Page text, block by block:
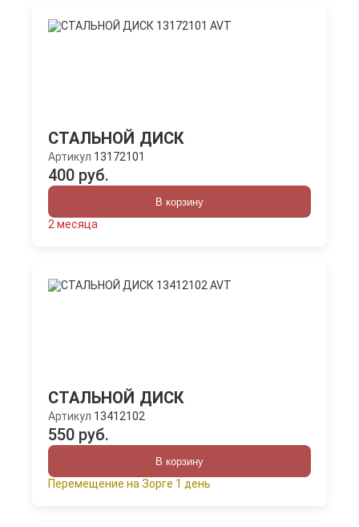
СТАЛЬНОЙ ДИСК
Артикул 13172101
400 руб.
В корзину
2 месяца
СТАЛЬНОЙ ДИСК
Артикул 13412102
550 руб.
В корзину
Перемещение на Зорге 1 день